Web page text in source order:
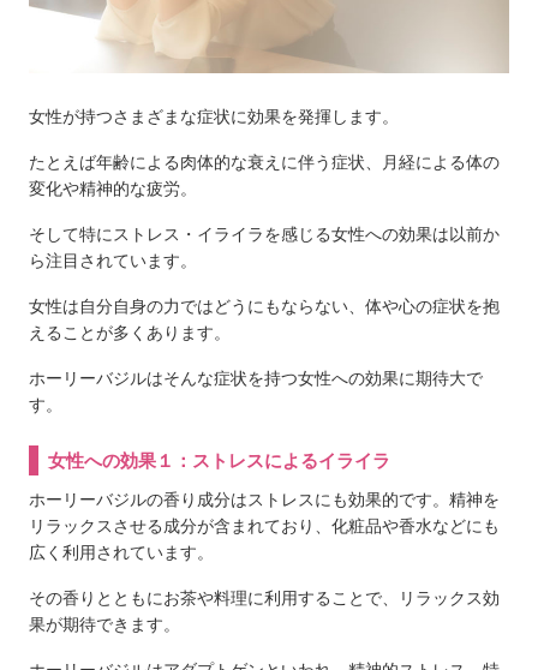
女性が持つさまざまな症状に効果を発揮します。
たとえば年齢による肉体的な衰えに伴う症状、月経による体の
変化や精神的な疲労。
そして特にストレス・イライラを感じる女性への効果は以前か
ら注目されています。
女性は自分自身の力ではどうにもならない、体や心の症状を抱
えることが多くあります。
ホーリーバジルはそんな症状を持つ女性への効果に期待大で
す。
女性への効果１：ストレスによるイライラ
ホーリーバジルの香り成分はストレスにも効果的です。精神を
リラックスさせる成分が含まれており、化粧品や香水などにも
広く利用されています。
その香りとともにお茶や料理に利用することで、リラックス効
果が期待できます。